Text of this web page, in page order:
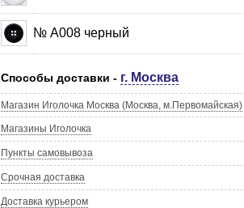
№ А008 черный
Способы доставки - г. Москва
Магазин Иголочка Москва (Москва, м.Первомайская)
Магазины Иголочка
Пункты самовывоза
Срочная доставка
Доставка курьером